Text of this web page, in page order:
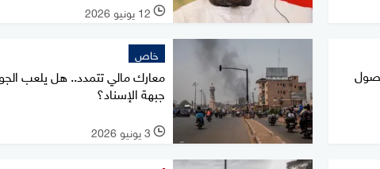
l 12 يونيو 2026
للوصول
خاص
معارك مالي تتمدد.. هل يلعب
جبهة الإسناد؟
l 3 يونيو 2026